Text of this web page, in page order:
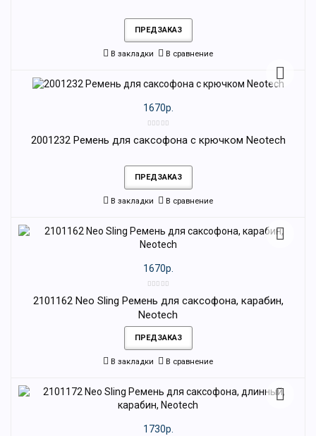
ПРЕДЗАКАЗ
В закладки В сравнение
1670р.
2001232 Ремень для саксофона с крючком Neotech
ПРЕДЗАКАЗ
В закладки В сравнение
1670р.
2101162 Neo Sling Ремень для саксофона, карабин,
Neotech
ПРЕДЗАКАЗ
В закладки В сравнение
1730р.